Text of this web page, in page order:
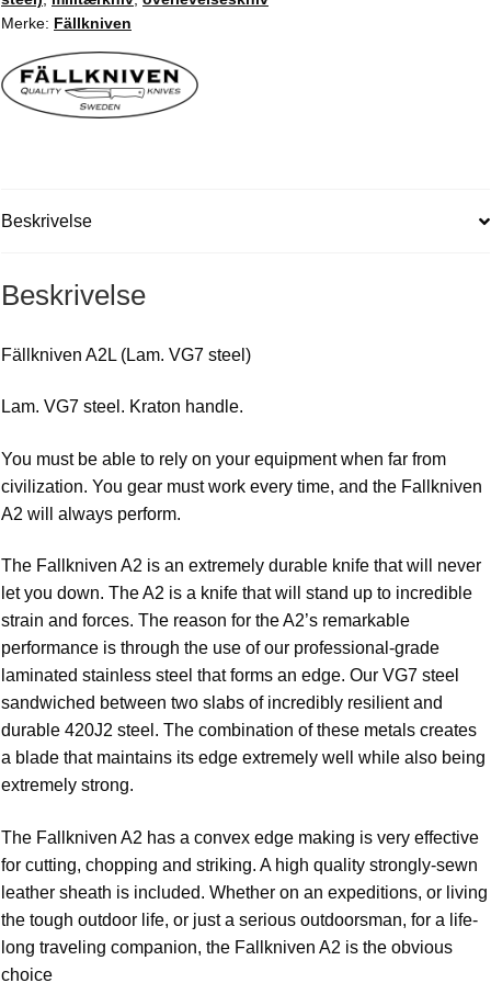
Merke: Fällkniven
Beskrivelse
Beskrivelse
Fällkniven A2L (Lam. VG7 steel)
Lam. VG7 steel. Kraton handle.
You must be able to rely on your equipment when far from
civilization. You gear must work every time, and the Fallkniven
A2 will always perform.
The Fallkniven A2 is an extremely durable knife that will never
let you down. The A2 is a knife that will stand up to incredible
strain and forces. The reason for the A2’s remarkable
performance is through the use of our professional-grade
laminated stainless steel that forms an edge. Our VG7 steel
sandwiched between two slabs of incredibly resilient and
durable 420J2 steel. The combination of these metals creates
a b lade that maintains its edge extremely well while also being
extremely strong.
The Fallkniven A2 has a convex edge making is very effective
for cutting, chopping and striking. A high quality strongly-sewn
leather sheath is included. Whether on an expeditions, or living
the tough outdoor life, or just a serious outdoorsman, for a life-
long traveling companion, the Fallkniven A2 is the obvious
choice